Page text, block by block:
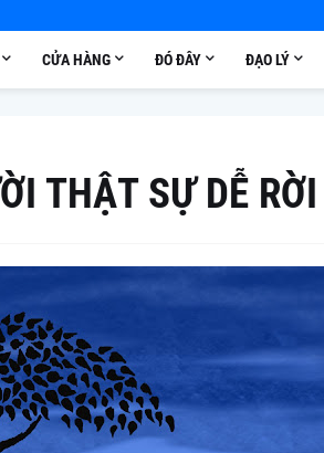
CỬA HÀNG ĐÓ ĐÂY ĐẠO LÝ
THẬT SỰ DỄ